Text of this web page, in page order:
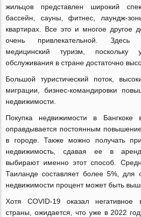
жильцов представлен широкий
бассейн, сауны, фитнес, лаундж-
квартирах. Все это и многое другое
очень привлекательной. Здесь
медицинский туризм, поскольку
обслуживания в стране достаточно
Большой туристический поток,
миграции, бизнес-командировки
недвижимости.
Покупка недвижимости в Бангкоке
оправдывается постоянным
в городе. Также можно получать
недвижимость, сдавая ее в
выбирают именно этот способ.
Таиланде составляет более 5%, для
недвижимости процент может быть
Хотя COVID-19 оказал негативное
страны, ожидается, что уже в 2022